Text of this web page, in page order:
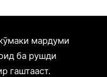
мардуми
ба рушди
гаштааст.